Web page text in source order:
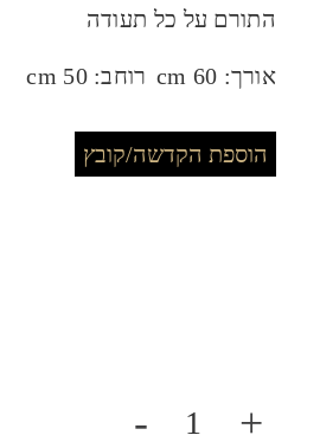
התורם על כל תעודה
אורך: 60 cm רוחב: 50 cm
הוספת הקדשה/קובץ
+
-